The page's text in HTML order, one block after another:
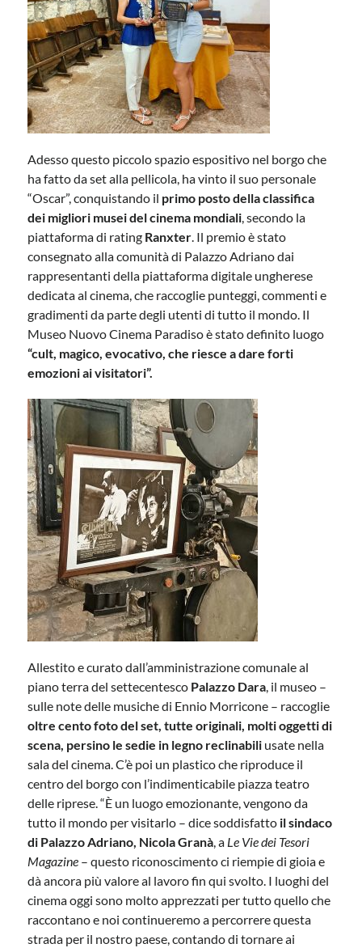
Adesso questo piccolo spazio espositivo nel borgo che
ha fatto da set alla pellicola, ha vinto il suo personale
“Oscar”, conquistando il primo posto della classifica
dei migliori musei del cinema mondiali, secondo la
piattaforma di rating Ranxter. Il premio è stato
consegnato alla comunità di Palazzo Adriano dai
rappresentanti della piattaforma digitale ungherese
dedicata al cinema, che raccoglie punteggi, commenti e
gradimenti da parte degli utenti di tutto il mondo. Il
Museo Nuovo Cinema Paradiso è stato definito luogo
“cult, magico, evocativo, che riesce a dare forti
emozioni ai visitatori”.
Allestito e curato dall’amministrazione comunale al
piano terra del settecentesco Palazzo Dara, il museo –
sulle note delle musiche di Ennio Morricone – raccoglie
oltre cento foto del set, tutte originali, molti oggetti di
scena, persino le sedie in legno reclinabili usate nella
sala del cinema. C’è poi un plastico che riproduce il
centro del borgo con l’indimenticabile piazza teatro
delle riprese. “È un luogo emozionante, vengono da
tutto il mondo per visitarlo – dice soddisfatto il sindaco
di Palazzo Adriano, Nicola Granà, a Le Vie dei Tesori
Magazine – questo riconoscimento ci riempie di gioia e
dà ancora più valore al lavoro fin qui svolto. I luoghi del
cinema oggi sono molto apprezzati per tutto quello che
raccontano e noi continueremo a percorrere questa
strada per il nostro paese, contando di tornare ai